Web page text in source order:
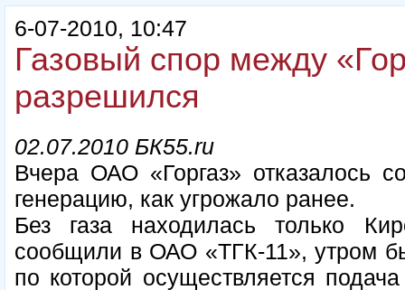
6-07-2010, 10:47
Газовый спор между
разрешился
02.07.2010 БК55.ru
Вчера ОАО «Горгаз» отказалось
генерацию, как угрожало ранее.
Без газа находилась только
сообщили в ОАО «ТГК-11», утром
по которой осуществляется